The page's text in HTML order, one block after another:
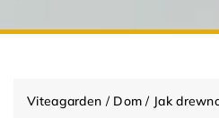
Viteagarden / Dom / Jak